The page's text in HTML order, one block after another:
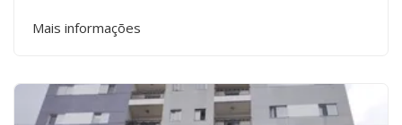
Mais informações